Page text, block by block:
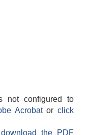
not configured to
Acrobatorclick
the PDF